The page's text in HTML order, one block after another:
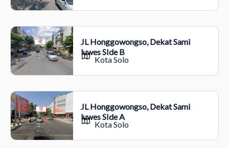
JL Honggowongso, Dekat Sami
luwes SIde B
Kota Solo
JL Honggowongso, Dekat Sami
luwes SIde A
Kota Solo